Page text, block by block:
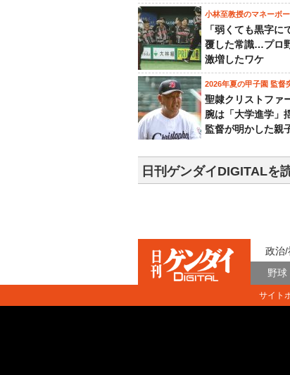
小林至教授のマネーボ
「弱くても黒字に
覆した常識…プロ
激増したワケ
2026年夏の甲子園 監督
聖隷クリストファ
腕は「大学進学」
監督が明かした親
日刊ゲンダイDIGITALを
政治/
野球
サイト